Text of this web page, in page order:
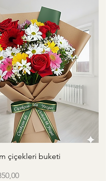
çiçekleri buketi
Fiyat